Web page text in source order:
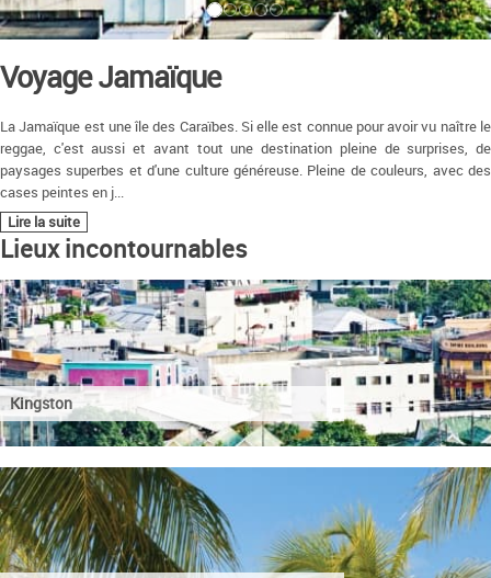
Voyage Jamaïque
La Jamaïque est une île des Caraïbes. Si elle est connue pour avoir vu naître le
reggae, c'est aussi et avant tout une destination pleine de surprises, de
paysages superbes et d'une culture généreuse. Pleine de couleurs, avec des
cases peintes en j...
Lire la suite
Lieux incontournables
Kingston